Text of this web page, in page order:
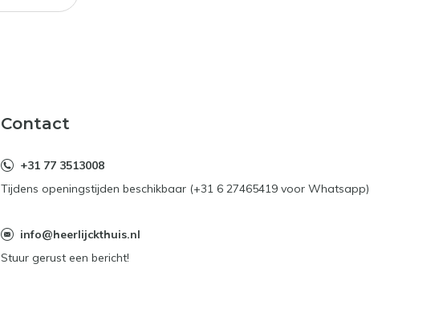
Contact
+31 77 3513008
Tijdens openingstijden beschikbaar (+31 6 27465419 voor Whatsapp)
info@heerlijckthuis.nl
Stuur gerust een bericht!